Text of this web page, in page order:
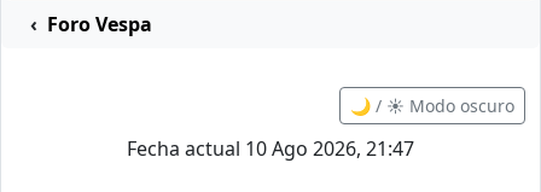
Foro Vespa
🌙 / ☀️ Modo oscuro
Fecha actual 10 Ago 2026, 21:47